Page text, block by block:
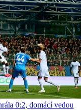
0:2, domácí vedou